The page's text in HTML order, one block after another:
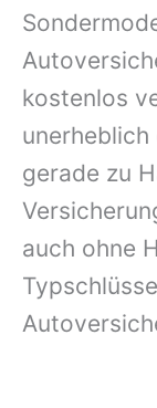
kostenlos
unerheblich
gerade zu
auch ohne